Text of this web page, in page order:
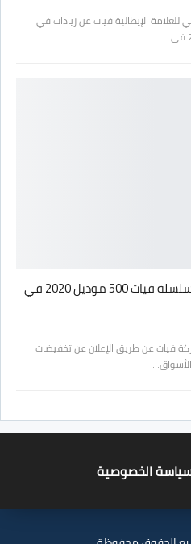
الإيطالية فيات عن زيادات في
شركة فيات تُعلن عن تخفيضات لسلسلة فيات 500 موديل 2020 في
فيات عن طريق الإعلان عن تخفيضات
الخصوصية